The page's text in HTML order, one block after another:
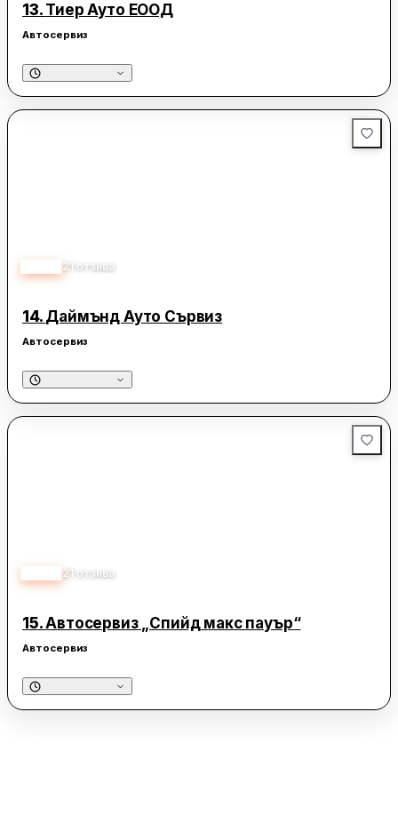
13. Тиер Ауто ЕООД
Автосервиз
21 отзива
14. Даймънд Ауто Сървиз
Автосервиз
21 отзива
15.Автосервиз „Спийд макс пауър“
Автосервиз